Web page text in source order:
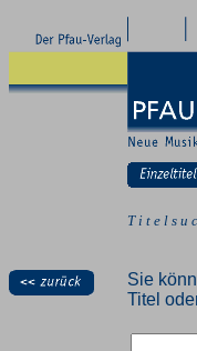
T i t e l s u
Sie
Titel